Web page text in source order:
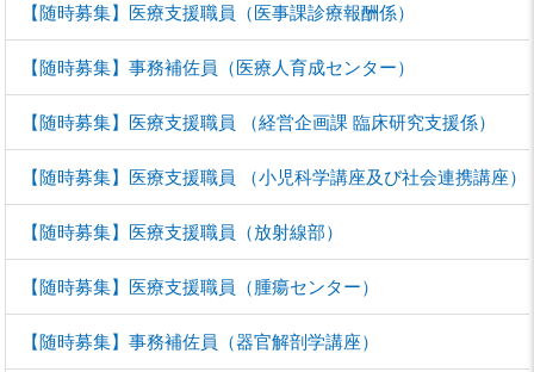
【随時募集】医療支援職員（医事課診療報酬係）
【随時募集】事務補佐員（医療人育成センター）
【随時募集】医療支援職員 （経営企画課 臨床研究支援係）
【随時募集】医療支援職員 （小児科学講座及び社会連携講座）
【随時募集】医療支援職員（放射線部）
【随時募集】医療支援職員（腫瘍センター）
【随時募集】事務補佐員（器官解剖学講座）